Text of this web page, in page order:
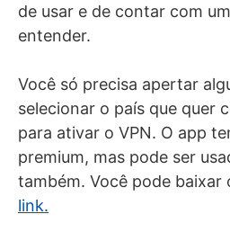
de usar e de contar com
entender.
Você só precisa apertar
selecionar o país que quer
para ativar o VPN. O app
premium, mas pode ser
também. Você pode baixar
link.